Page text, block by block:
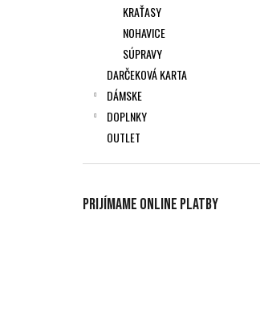
KRAŤASY
NOHAVICE
SÚPRAVY
DARČEKOVÁ KARTA
DÁMSKE
DOPLNKY
OUTLET
Prijímame online platby